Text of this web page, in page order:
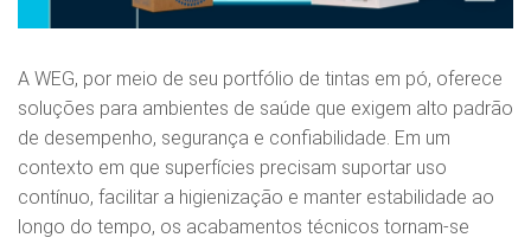
A WEG, por meio de seu portfólio de tintas em pó, oferece
soluções para ambientes de saúde que exigem alto padrão
de desempenho, segurança e confiabilidade. Em um
contexto em que superfícies precisam suportar uso
contínuo, facilitar a higienização e manter estabilidade ao
longo do tempo, os acabamentos técnicos tornam-se